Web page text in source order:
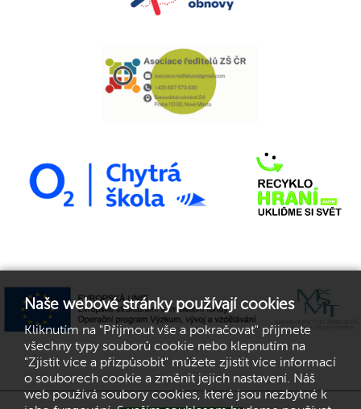
Naše webové stránky používají cookies
Kliknutím na "Přijmout vše a pokračovat" přijmete
všechny typy souborů cookie nebo klepnutím na
"Zjistit více a přizpůsobit" můžete zjistit více informací
o souborech cookie a změnit jejich nastavení. Náš
web používá soubory cookies, které jsou nezbytné k